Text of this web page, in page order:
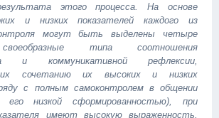
этого процесса. На основе
и низких показателей каждого из
могут быть выделены четыре
типа соотношения
и коммуникативной рефлексии,
сочетанию их высоких и низких
с полным самоконтролем в общении
его низкой сформированностью), при
имеют высокую выраженность,